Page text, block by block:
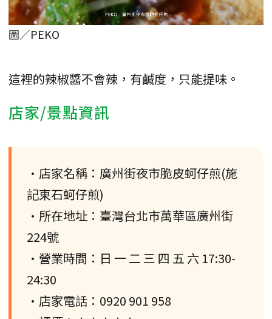
圖／PEKO
這裡的辣椒醬不會辣，有鹹度，只能提味。
店家/景點資訊
•店家名稱：廣州街夜市脆皮蚵仔煎(施
記東石蚵仔煎)
•所在地址：臺灣台北市萬華區廣州街
224號
•營業時間：日 一 二 三 四 五 六 17:30-
24:30
•店家電話：0920 901 958